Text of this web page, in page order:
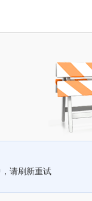
请刷新重试